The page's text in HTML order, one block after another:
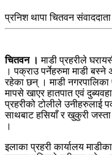
प्रनिश थापा चितवन संवाददाता
चितवन । माडी प्रहरीले
। पक्राउ पर्नेहरुमा माडी
रहेका छन् । माडी नगरपालिका
मापसे खाएर हातपात एवं
प्रहरीको टोलीले उनीहरुलाई
साथबाट हसियाँ र खुकुरी
।
इलाका प्रहरी कार्यालय